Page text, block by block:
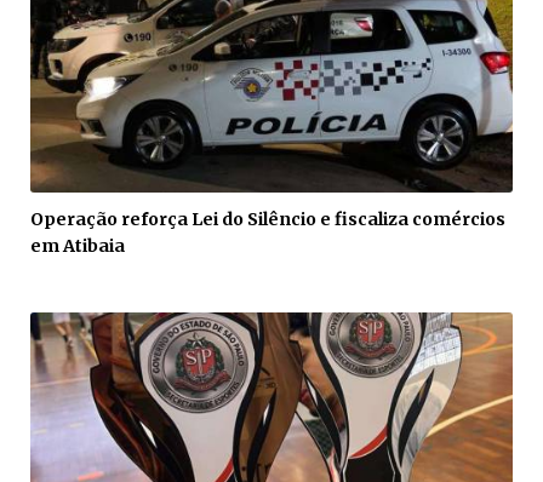
Operação reforça Lei do Silêncio e fiscaliza comércios
em Atibaia